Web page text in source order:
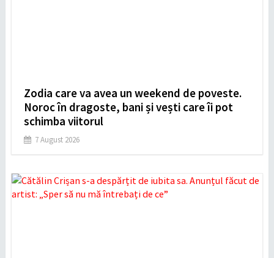
Zodia care va avea un weekend de poveste.
Noroc în dragoste, bani și vești care îi pot
schimba viitorul
7 August 2026